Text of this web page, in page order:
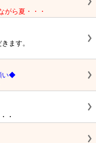
がら夏・・・
ます。
い◆
・